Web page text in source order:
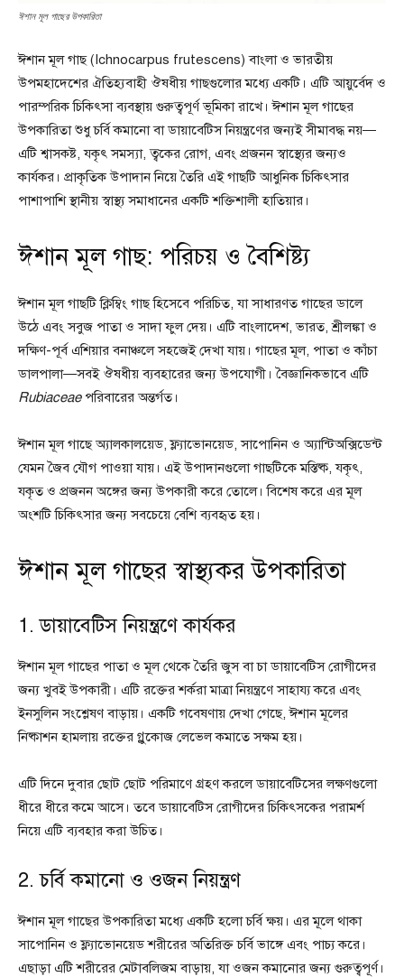
ঈশান মূল গাছের উপকারিতা
ঈশান মূল গাছ (Ichnocarpus frutescens) বাংলা ও ভারতীয়
উপমহাদেশের ঐতিহ্যবাহী ঔষধীয় গাছগুলোর মধ্যে একটি। এটি আয়ুর্বেদ ও
পারম্পরিক চিকিৎসা ব্যবস্থায় গুরুত্বপূর্ণ ভূমিকা রাখে। ঈশান মূল গাছের
উপকারিতা শুধু চর্বি কমানো বা ডায়াবেটিস নিয়ন্ত্রণের জন্যই সীমাবদ্ধ নয়—
এটি শ্বাসকষ্ট, যকৃৎ সমস্যা, ত্বকের রোগ, এবং প্রজনন স্বাস্থ্যের জন্যও
কার্যকর। প্রাকৃতিক উপাদান নিয়ে তৈরি এই গাছটি আধুনিক চিকিৎসার
পাশাপাশি স্থানীয় স্বাস্থ্য সমাধানের একটি শক্তিশালী হাতিয়ার।
ঈশান মূল গাছ: পরিচয় ও বৈশিষ্ট্য
ঈশান মূল গাছটি ক্লিম্বিং গাছ হিসেবে পরিচিত, যা সাধারণত গাছের ডালে
উঠে এবং সবুজ পাতা ও সাদা ফুল দেয়। এটি বাংলাদেশ, ভারত, শ্রীলঙ্কা ও
দক্ষিণ-পূর্ব এশিয়ার বনাঞ্চলে সহজেই দেখা যায়। গাছের মূল, পাতা ও কাঁচা
ডালপালা—সবই ঔষধীয় ব্যবহারের জন্য উপযোগী। বৈজ্ঞানিকভাবে এটি
Rubiaceaeপরিবারের অন্তর্গত।
ঈশান মূল গাছে অ্যালকালয়েড, ফ্ল্যাভোনয়েড, সাপোনিন ও অ্যান্টিঅক্সিডেন্ট
যেমন জৈব যৌগ পাওয়া যায়। এই উপাদানগুলো গাছটিকে মস্তিষ্ক, যকৃৎ,
যকৃত ও প্রজনন অঙ্গের জন্য উপকারী করে তোলে। বিশেষ করে এর মূল
অংশটি চিকিৎসার জন্য সবচেয়ে বেশি ব্যবহৃত হয়।
ঈশান মূল গাছের স্বাস্থ্যকর উপকারিতা
1. ডায়াবেটিস নিয়ন্ত্রণে কার্যকর
ঈশান মূল গাছের পাতা ও মূল থেকে তৈরি জুস বা চা ডায়াবেটিস রোগীদের
জন্য খুবই উপকারী। এটি রক্তের শর্করা মাত্রা নিয়ন্ত্রণে সাহায্য করে এবং
ইনসুলিন সংশ্লেষণ বাড়ায়। একটি গবেষণায় দেখা গেছে, ঈশান মূলের
নিষ্কাশন হামলায় রক্তের গ্লুকোজ লেভেল কমাতে সক্ষম হয়।
এটি দিনে দুবার ছোট ছোট পরিমাণে গ্রহণ করলে ডায়াবেটিসের লক্ষণগুলো
ধীরে ধীরে কমে আসে। তবে ডায়াবেটিস রোগীদের চিকিৎসকের পরামর্শ
নিয়ে এটি ব্যবহার করা উচিত।
2. চর্বি কমানো ও ওজন নিয়ন্ত্রণ
ঈশান মূল গাছের উপকারিতা মধ্যে একটি হলো চর্বি ক্ষয়। এর মূলে থাকা
সাপোনিন ও ফ্ল্যাভোনয়েড শরীরের অতিরিক্ত চর্বি ভাঙ্গে এবং পাচ্য করে।
এছাড়া এটি শরীরের মেটাবলিজম বাড়ায়, যা ওজন কমানোর জন্য গুরুত্বপূর্ণ।